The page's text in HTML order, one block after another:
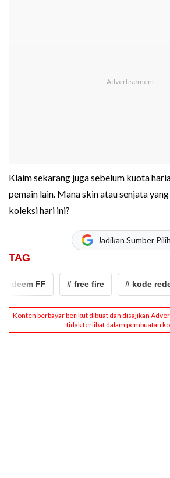
Klaim sekarang juga sebelum kuota
pemain lain. Mana skin atau senjata
koleksi hari ini?
Jadikan Sumber
TAG
FF # free fire # kode